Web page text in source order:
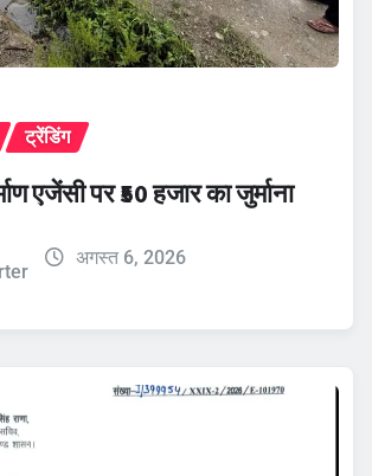
ट्रेंडिंग
एजेंसी पर ₹50 हजार का जुर्माना
अगस्त 6, 2026